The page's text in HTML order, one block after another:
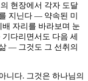
현장에서 각자 도달
지닌다 — 약속된 미
자리를 바라보며 눈
다리면서도 다음 세
— 그것도 그 선취의
니다. 그것은 하나님의